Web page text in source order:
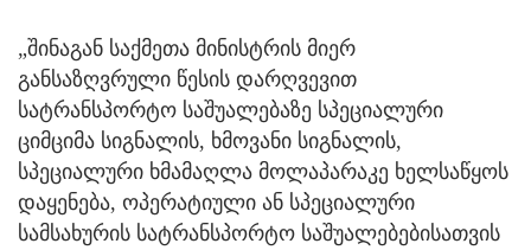
„შინაგან საქმეთა მინისტრის მიერ
განსაზღვრული წესის დარღვევით
სატრანსპორტო საშუალებაზე სპეციალური
ციმციმა სიგნალის, ხმოვანი სიგნალის,
სპეციალური ხმამაღლა მოლაპარაკე ხელსაწყოს
დაყენება, ოპერატიული ან სპეციალური
სამსახურის სატრანსპორტო საშუალებებისათვის